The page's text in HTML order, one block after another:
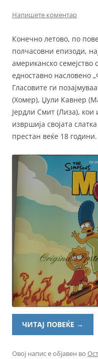
Напишете коментар
Конечно летово, по
полчасовни епизоди,
американско
едноставно насловено
Гласовите ги
(Хомер), Џули Кавнер
Јердли Смит (Лиза), кои
извршија својата
престан веќе 18 години.
ЧИТАЈ ПОВЕЌЕ →
Овој напис е објавен во